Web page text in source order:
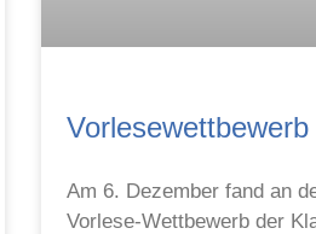
Vorlesewettbewerb
Am 6. Dezember fand an
Vorlese-Wettbewerb der